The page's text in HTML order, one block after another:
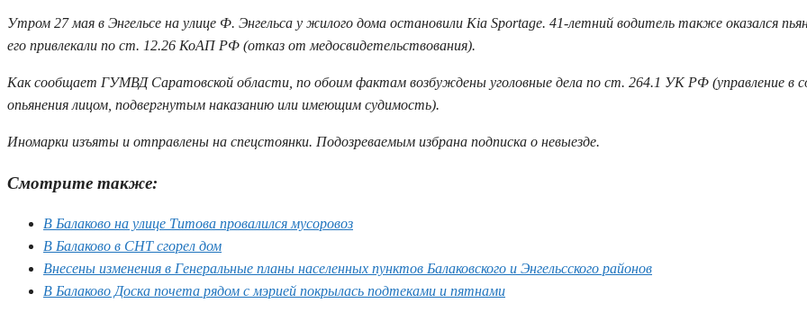
Утром 27 мая в Энгельсе на улице Ф. Энгельса у жилого дома остановили Kia Sportage. 41-летний водитель также оказался
его привлекали по ст. 12.26 КоАП РФ (отказ от медосвидетельствования).
Как сообщает ГУМВД Саратовской области, по обоим фактам возбуждены уголовные дела по ст. 264.1 УК РФ (управление в
опьянения лицом, подвергнутым наказанию или имеющим судимость).
Иномарки изъяты и отправлены на спецстоянки. Подозреваемым избрана подписка о невыезде.
Смотрите также:
В Балаково на улице Титова провалился мусоровоз
В Балаково в СНТ сгорел дом
Внесены изменения в Генеральные планы населенных пунктов Балаковского и Энгельсского районов
В Балаково Доска почета рядом с мэрией покрылась подтеками и пятнами